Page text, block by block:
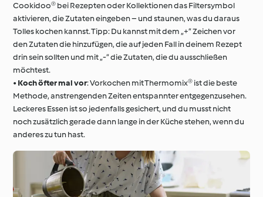
Cookidoo® bei Rezepten oder Kollektionen das Filtersymbol
aktivieren, die Zutaten eingeben – und staunen, was du daraus
Tolles kochen kannst. Tipp: Du kannst mit dem „+“ Zeichen vor
den Zutaten die hinzufügen, die auf jeden Fall in deinem Rezept
drin sein sollten und mit „-“ die Zutaten, die du ausschließen
möchtest.
• Koch öfter mal vor: Vorkochen mit Thermomix® ist die beste
Methode, anstrengenden Zeiten entspannter entgegenzusehen.
Leckeres Essen ist so jedenfalls gesichert, und du musst nicht
noch zusätzlich gerade dann lange in der Küche stehen, wenn du
anderes zu tun hast.